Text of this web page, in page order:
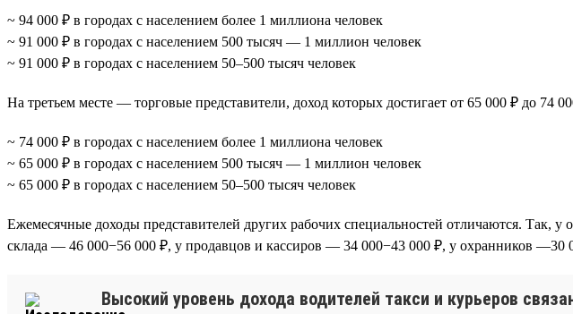
~ 94 000 ₽ в городах с населением более 1 миллиона человек
~ 91 000 ₽ в городах с населением 500 тысяч — 1 миллион человек
~ 91 000 ₽ в городах с населением 50–500 тысяч человек
На третьем месте — торговые представители, доход которых достигает от 65 000 ₽ до 74
~ 74 000 ₽ в городах с населением более 1 миллиона человек
~ 65 000 ₽ в городах с населением 500 тысяч — 1 миллион человек
~ 65 000 ₽ в городах с населением 50–500 тысяч человек
Ежемесячные доходы представителей других рабочих специальностей отличаются. Так,
склада — 46 000−56 000 ₽, у продавцов и кассиров — 34 000−43 000 ₽, у охранников —30
Высокий уровень дохода водителей такси и курьеров